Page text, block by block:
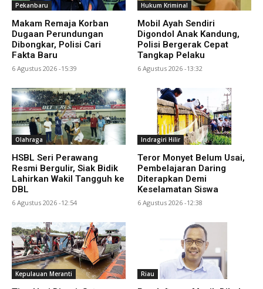
Pekanbaru
Makam Remaja Korban
Dugaan Perundungan
Dibongkar, Polisi Cari
Fakta Baru
6 Agustus 2026 -15:39
Hukum Kriminal
Mobil Ayah Sendiri
Digondol Anak Kandung,
Polisi Bergerak Cepat
Tangkap Pelaku
6 Agustus 2026 -13:32
Olahraga
HSBL Seri Perawang
Resmi Bergulir, Siak Bidik
Lahirkan Wakil Tangguh ke
DBL
6 Agustus 2026 -12:54
Indragiri Hilir
Teror Monyet Belum Usai,
Pembelajaran Daring
Diterapkan Demi
Keselamatan Siswa
6 Agustus 2026 -12:38
Kepulauan Meranti Riau